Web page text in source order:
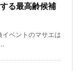
る最高齢候補
ベントのマサエは